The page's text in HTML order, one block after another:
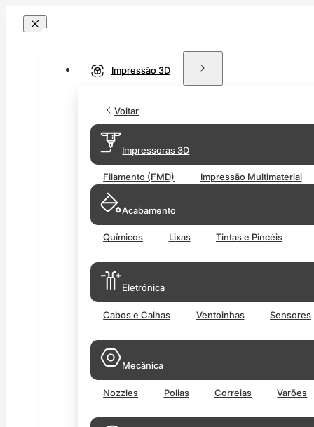
Impressão 3D
Voltar
Impressoras 3D
Filamento (FMD) Impressão Multimaterial
Acabamento
Químicos Lixas Tintas e Pincéis
Eletrónica
Cabos e Calhas Ventoinhas Sensores
Mecânica
Nozzles Polias Correias Varões